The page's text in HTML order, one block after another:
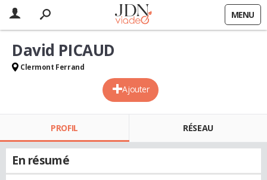
MENU
Ajouter
David PICAUD
Clermont Ferrand
PROFIL RÉSEAU
En résumé